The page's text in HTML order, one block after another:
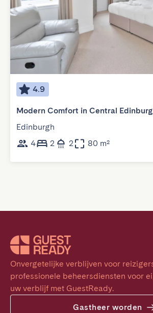
4.9
Modern Comfort in Central
Edinburgh
4
2 2 80 m²
Onvergetelijke verblijven voor
professionele beheersdiensten voor
uw verblijf met GuestReady.
Gastheer worden